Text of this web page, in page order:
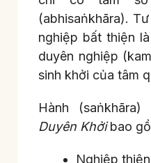
(abhisaṅkhāra).
nghiệp bất thiện
duyên nghiệp
sinh khởi của tâm
Hành
Duyên Khởibao
Nghiệp